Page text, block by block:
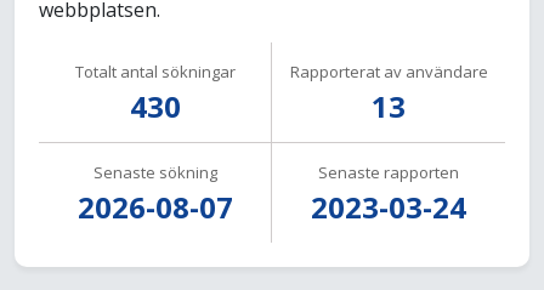
webbplatsen.
Totalt antal sökningar
430
Rapporterat av användare
13
Senaste sökning
2026-08-07
Senaste rapporten
2023-03-24